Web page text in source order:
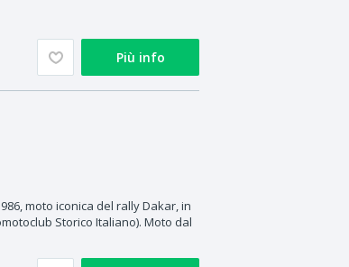
Più info
moto iconica del rally Dakar, in
Storico Italiano). Moto dal